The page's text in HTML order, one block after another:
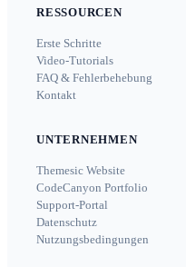
RESSOURCEN
Erste Schritte
Video-Tutorials
FAQ & Fehlerbehebung
Kontakt
UNTERNEHMEN
Themesic Website
CodeCanyon Portfolio
Support-Portal
Datenschutz
Nutzungsbedingungen